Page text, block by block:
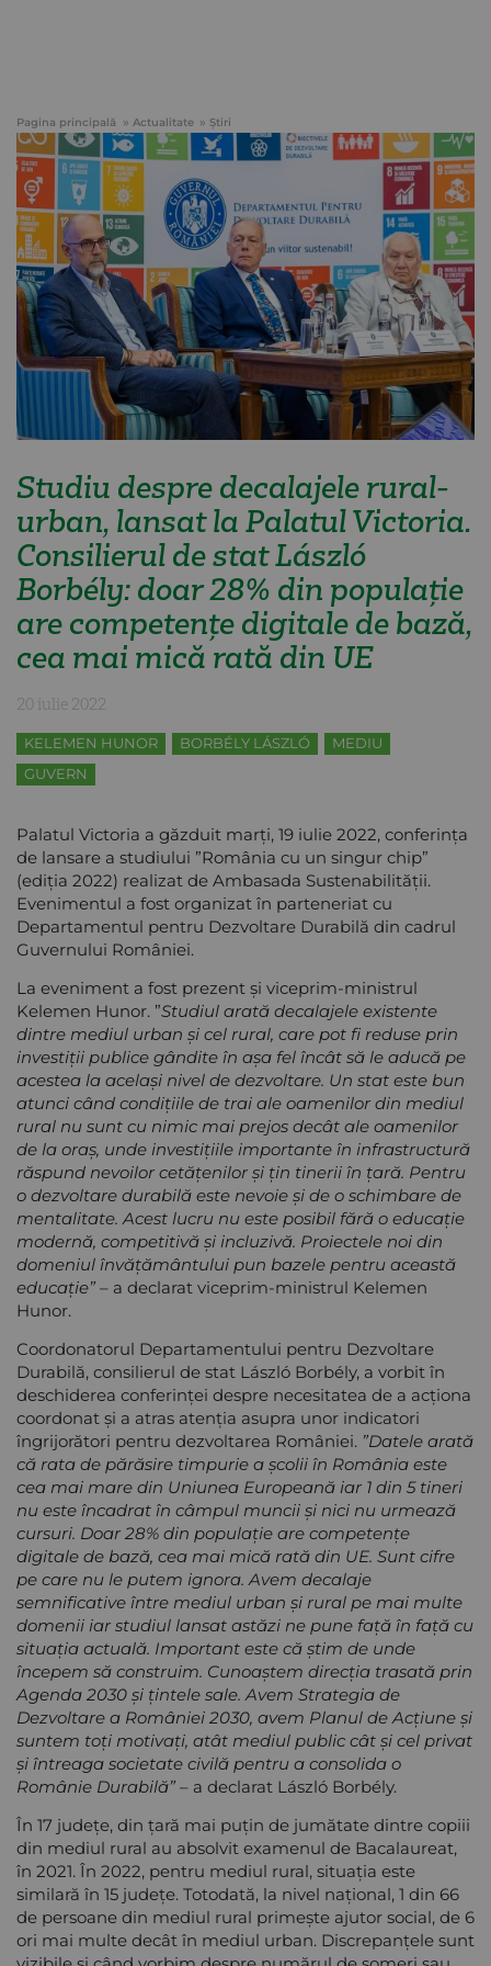
Pagina principală Actualitate Știri
Studiu despre decalajele rural-
urban, lansat la Palatul Victoria.
Consilierul de stat László
Borbély: doar 28% din populație
are competențe digitale de bază,
cea mai mică rată din UE
20 iulie 2022
KELEMEN HUNOR BORBÉLY LÁSZLÓ
MEDIU
GUVERN
Palatul Victoria a găzduit marți, 19 iulie 2022, conferința
de lansare a studiului ”România cu un singur chip”
(ediția 2022) realizat de Ambasada Sustenabilității.
Evenimentul a fost organizat în parteneriat cu
Departamentul pentru Dezvoltare Durabilă din cadrul
Guvernului României.
La eveniment a fost prezent și viceprim-ministrul
Kelemen Hunor. ”Studiul arată decalajele existente
dintre mediul urban și cel rural, care pot fi reduse prin
investiții publice gândite în așa fel încât să le aducă pe
acestea la același nivel de dezvoltare. Un stat este bun
atunci când condițiile de trai ale oamenilor din mediul
rural nu sunt cu nimic mai prejos decât ale oamenilor
de la oraș, unde investițiile importante în infrastructură
răspund nevoilor cetățenilor și țin tinerii în țară. Pentru
o dezvoltare durabilă este nevoie și de o schimbare de
mentalitate. Acest lucru nu este posibil fără o educație
modernă, competitivă și incluzivă. Proiectele noi din
domeniul învățământului pun bazele pentru această
educație” – a declarat viceprim-ministrul Kelemen
Hunor.
Coordonatorul Departamentului pentru Dezvoltare
Durabilă, consilierul de stat László Borbély, a vorbit în
deschiderea conferinței despre necesitatea de a acționa
coordonat și a atras atenția asupra unor indicatori
îngrijorători pentru dezvoltarea României. ”Datele arată
că rata de părăsire timpurie a școlii în România este
cea mai mare din Uniunea Europeană iar 1 din 5 tineri
nu este încadrat în câmpul muncii și nici nu urmează
cursuri. Doar 28% din populație are competențe
digitale de bază, cea mai mică rată din UE. Sunt cifre
pe care nu le putem ignora. Avem decalaje
semnificative între mediul urban și rural pe mai multe
domenii iar studiul lansat astăzi ne pune față în față cu
situația actuală. Important este că știm de unde
începem să construim. Cunoaștem direcția trasată prin
Agenda 2030 și țintele sale. Avem Strategia de
Dezvoltare a României 2030, avem Planul de Acțiune și
suntem toți motivați, atât mediul public cât și cel privat
și întreaga societate civilă pentru a consolida o
Românie Durabilă” – a declarat László Borbély.
În 17 județe, din țară mai puțin de jumătate dintre copiii
din mediul rural au absolvit examenul de Bacalaureat,
în 2021. În 2022, pentru mediul rural, situația este
similară în 15 județe. Totodată, la nivel național, 1 din 66
de persoane din mediul rural primește ajutor social, de 6
ori mai multe decât în mediul urban. Discrepanțele sunt